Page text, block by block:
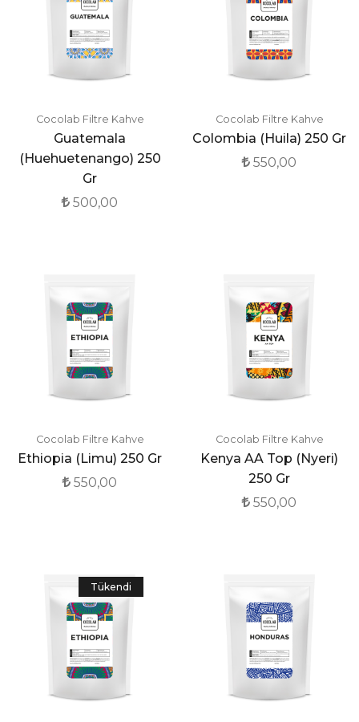
Cocolab Filtre Kahve
Guatemala
(Huehuetenango) 250
Gr
500,00
Cocolab Filtre Kahve
Colombia (Huila) 250 Gr
550,00
Cocolab Filtre Kahve
Ethiopia (Limu) 250 Gr
550,00
Cocolab Filtre Kahve
Kenya AA Top (Nyeri)
250 Gr
550,00
Tükendi